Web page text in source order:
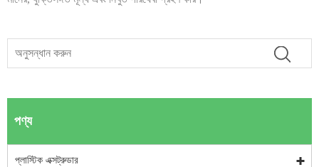
পণ্য
প্লাস্টিক এক্সট্রুডার